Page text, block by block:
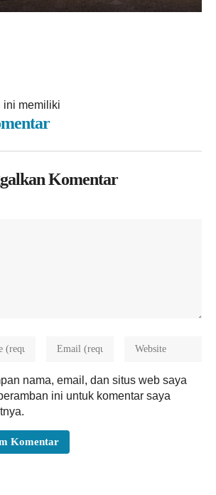
ini memiliki
Komentar
nama, email, dan situs web saya
ini untuk komentar saya